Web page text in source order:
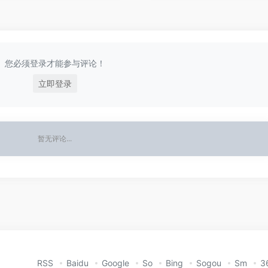
您必须登录才能参与评论！
立即登录
暂无评论...
RSS Baidu Google So Bing Sogou Sm